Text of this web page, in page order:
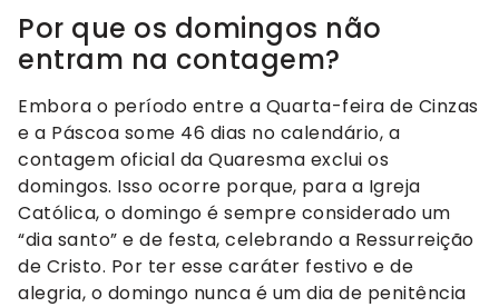
Por que os domingos não
entram na contagem?
Embora o período entre a Quarta-feira de Cinzas
e a Páscoa some 46 dias no calendário, a
contagem oficial da Quaresma exclui os
domingos. Isso ocorre porque, para a Igreja
Católica, o domingo é sempre considerado um
“dia santo” e de festa, celebrando a Ressurreição
de Cristo. Por ter esse caráter festivo e de
alegria, o domingo nunca é um dia de penitência